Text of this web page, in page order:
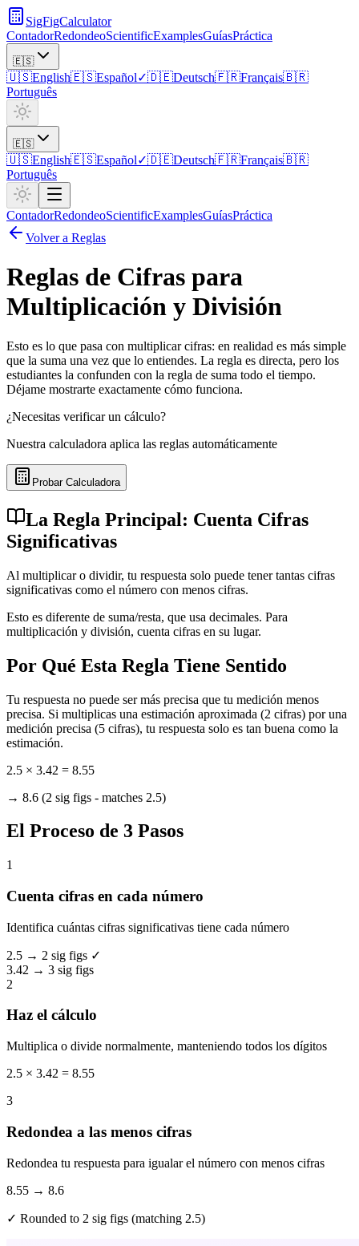
SigFigCalculator
ContadorRedondeoScientificExamplesGuíasPráctica
🇪🇸
🇺🇸English🇪🇸Español✓🇩🇪Deutsch🇫🇷Français🇧🇷
Português
🇪🇸
🇺🇸English🇪🇸Español✓🇩🇪Deutsch🇫🇷Français🇧🇷
Português
ContadorRedondeoScientificExamplesGuíasPráctica
Volver a Reglas
Reglas de Cifras para
Multiplicación y División
Esto es lo que pasa con multiplicar cifras: en realidad es más simple
que la suma una vez que lo entiendes. La regla es directa, pero los
estudiantes la confunden con la regla de suma todo el tiempo.
Déjame mostrarte exactamente cómo funciona.
¿Necesitas verificar un cálculo?
Nuestra calculadora aplica las reglas automáticamente
Probar Calculadora
La Regla Principal: Cuenta Cifras
Significativas
Al multiplicar o dividir, tu respuesta solo puede tener tantas cifras
significativas como el número con menos cifras.
Esto es diferente de suma/resta, que usa decimales. Para
multiplicación y división, cuenta cifras en su lugar.
Por Qué Esta Regla Tiene Sentido
Tu respuesta no puede ser más precisa que tu medición menos
precisa. Si multiplicas una estimación aproximada (2 cifras) por una
medición precisa (5 cifras), tu respuesta solo es tan buena como la
estimación.
2.5 × 3.42 = 8.55
→ 8.6 (2 sig figs - matches 2.5)
El Proceso de 3 Pasos
1
Cuenta cifras en cada número
Identifica cuántas cifras significativas tiene cada número
2.5 → 2 sig figs ✓
3.42 → 3 sig figs
2
Haz el cálculo
Multiplica o divide normalmente, manteniendo todos los dígitos
2.5 × 3.42 = 8.55
3
Redondea a las menos cifras
Redondea tu respuesta para igualar el número con menos cifras
8.55 → 8.6
✓ Rounded to 2 sig figs (matching 2.5)